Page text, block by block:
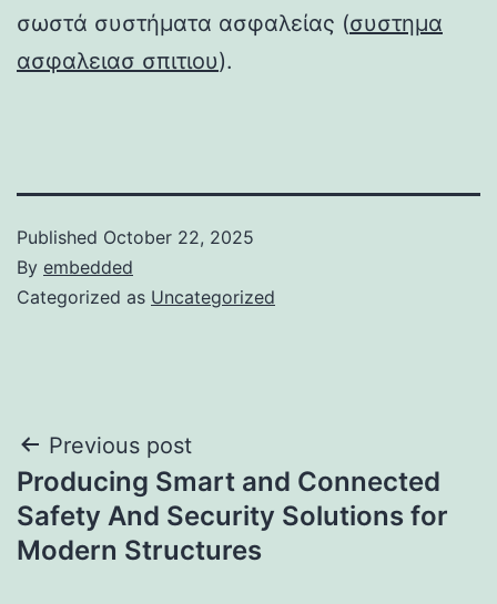
σωστά συστήματα ασφαλείας (συστημα
ασφαλειασ σπιτιου).
Published October 22, 2025
By embedded
Categorized as Uncategorized
Post
navigation
Previous post
Producing Smart and Connected
Safety And Security Solutions for
Modern Structures